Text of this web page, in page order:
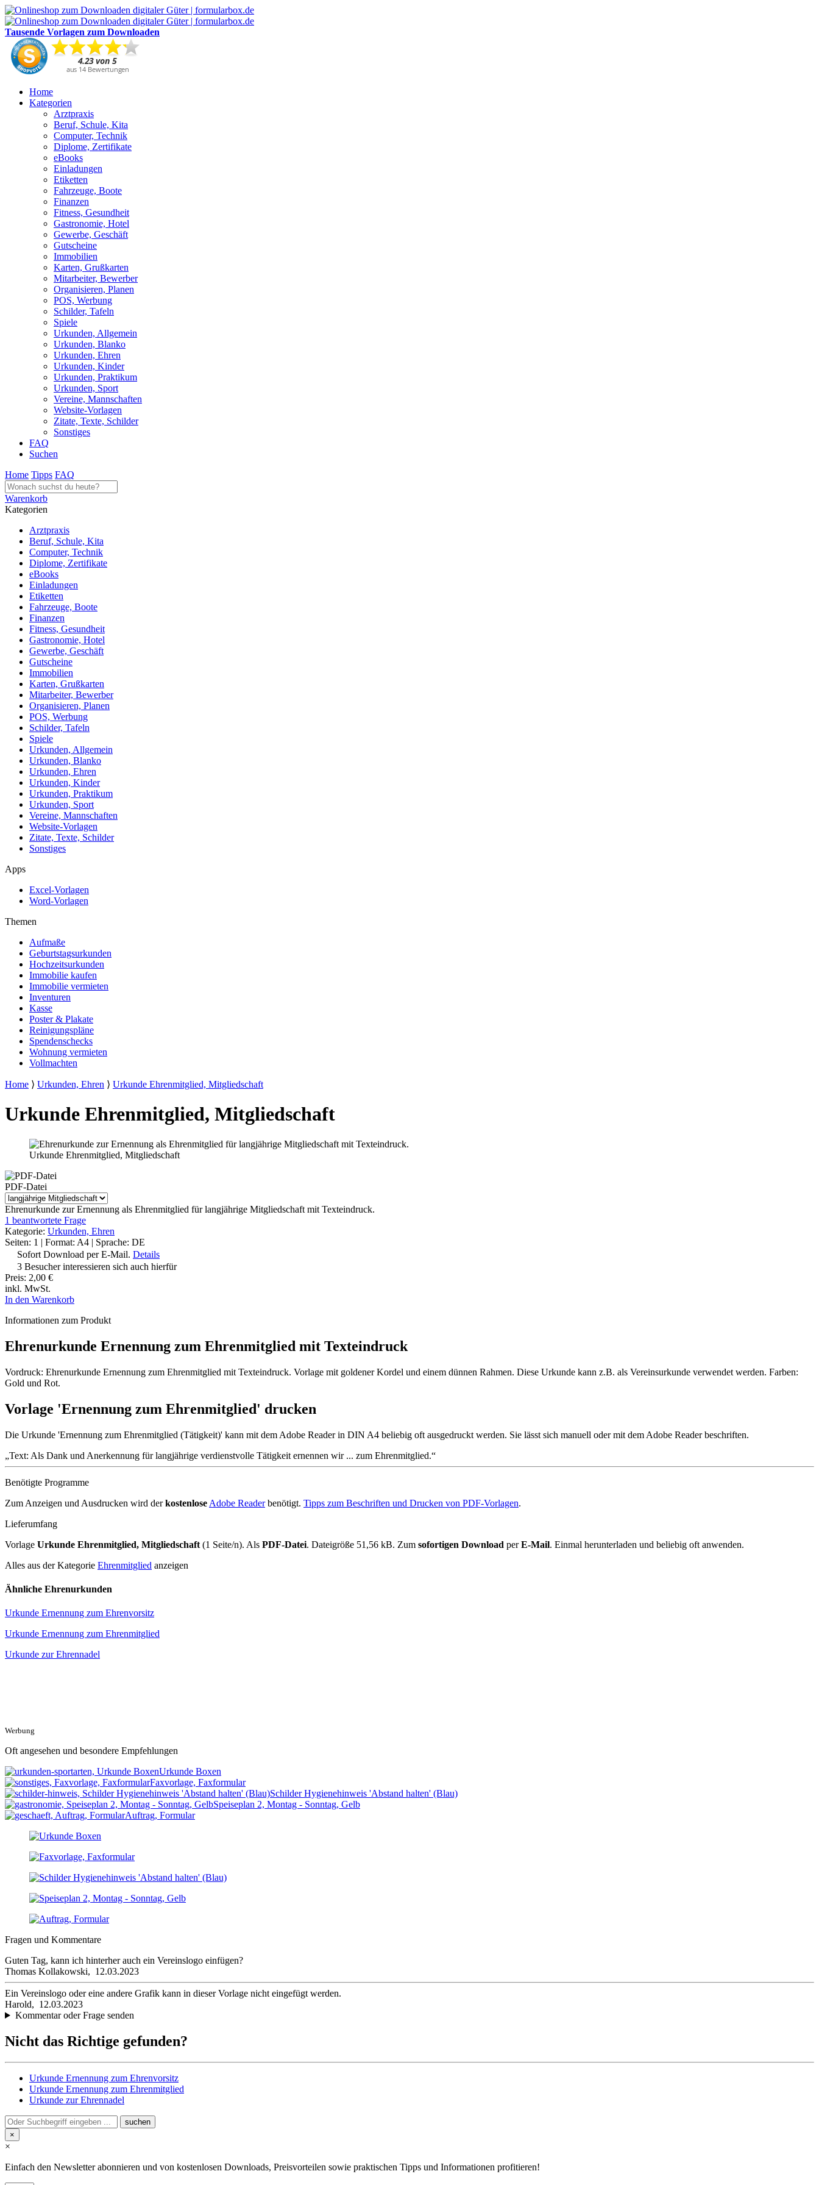
Tausende Vorlagen zum Downloaden
Home
Kategorien
Arztpraxis
Beruf, Schule, Kita
Computer, Technik
Diplome, Zertifikate
eBooks
Einladungen
Etiketten
Fahrzeuge, Boote
Finanzen
Fitness, Gesundheit
Gastronomie, Hotel
Gewerbe, Geschäft
Gutscheine
Immobilien
Karten, Grußkarten
Mitarbeiter, Bewerber
Organisieren, Planen
POS, Werbung
Schilder, Tafeln
Spiele
Urkunden, Allgemein
Urkunden, Blanko
Urkunden, Ehren
Urkunden, Kinder
Urkunden, Praktikum
Urkunden, Sport
Vereine, Mannschaften
Website-Vorlagen
Zitate, Texte, Schilder
Sonstiges
FAQ
Suchen
Home Tipps FAQ
Warenkorb
Kategorien
Arztpraxis
Beruf, Schule, Kita
Computer, Technik
Diplome, Zertifikate
eBooks
Einladungen
Etiketten
Fahrzeuge, Boote
Finanzen
Fitness, Gesundheit
Gastronomie, Hotel
Gewerbe, Geschäft
Gutscheine
Immobilien
Karten, Grußkarten
Mitarbeiter, Bewerber
Organisieren, Planen
POS, Werbung
Schilder, Tafeln
Spiele
Urkunden, Allgemein
Urkunden, Blanko
Urkunden, Ehren
Urkunden, Kinder
Urkunden, Praktikum
Urkunden, Sport
Vereine, Mannschaften
Website-Vorlagen
Zitate, Texte, Schilder
Sonstiges
Apps
Excel-Vorlagen
Word-Vorlagen
Themen
Aufmaße
Geburtstagsurkunden
Hochzeitsurkunden
Immobilie kaufen
Immobilie vermieten
Inventuren
Kasse
Poster & Plakate
Reinigungspläne
Spendenschecks
Wohnung vermieten
Vollmachten
Home ⟩ Urkunden, Ehren ⟩ Urkunde Ehrenmitglied, Mitgliedschaft
Urkunde Ehrenmitglied, Mitgliedschaft
Urkunde Ehrenmitglied, Mitgliedschaft
PDF-Datei
Ehrenurkunde zur Ernennung als Ehrenmitglied für langjährige Mitgliedschaft mit Texteindruck.
1 beantwortete Frage
Kategorie: Urkunden, Ehren
Seiten: 1 | Format: A4 | Sprache: DE
Sofort Download per E-Mail. Details
3 Besucher interessieren sich auch hierfür
Preis: 2,00 €
inkl. MwSt.
In den Warenkorb
Informationen zum Produkt
Ehrenurkunde Ernennung zum Ehrenmitglied mit Texteindruck
Vordruck: Ehrenurkunde Ernennung zum Ehrenmitglied mit Texteindruck. Vorlage mit goldener Kordel und einem dünnen Rahmen. Diese Urkunde kann z.B. als Vereinsurkunde verwendet werden. Farben:
Gold und Rot.
Vorlage 'Ernennung zum Ehrenmitglied' drucken
Die Urkunde 'Ernennung zum Ehrenmitglied (Tätigkeit)' kann mit dem Adobe Reader in DIN A4 beliebig oft ausgedruckt werden. Sie lässt sich manuell oder mit dem Adobe Reader beschriften.
Text: Als Dank und Anerkennung für langjährige verdienstvolle Tätigkeit ernennen wir ... zum Ehrenmitglied.
Benötigte Programme
Zum Anzeigen und Ausdrucken wird derkostenlose Adobe Readerbenötigt. Tipps zum Beschriften und Drucken von PDF-Vorlagen.
Lieferumfang
Vorlage Urkunde Ehrenmitglied, Mitgliedschaft (1 Seite/n). Als PDF-Datei. Dateigröße 51,56 kB. Zum sofortigen Download perE-Mail. Einmal herunterladen und beliebig oft anwenden.
Alles aus der Kategorie Ehrenmitglied anzeigen
Ähnliche Ehrenurkunden
Urkunde Ernennung zum Ehrenvorsitz
Urkunde Ernennung zum Ehrenmitglied
Urkunde zur Ehrennadel
Werbung
Oft angesehen und besondere Empfehlungen
Urkunde Boxen
Faxvorlage, Faxformular
Schilder Hygienehinweis 'Abstand halten' (Blau)
Speiseplan 2, Montag - Sonntag, Gelb
Auftrag, Formular
Fragen und Kommentare
Guten Tag, kann ich hinterher auch ein Vereinslogo einfügen?
Thomas Kollakowski, 12.03.2023
Ein Vereinslogo oder eine andere Grafik kann in dieser Vorlage nicht eingefügt werden.
Harold, 12.03.2023
Kommentar oder Frage senden
Nicht das Richtige gefunden?
Urkunde Ernennung zum Ehrenvorsitz
Urkunde Ernennung zum Ehrenmitglied
Urkunde zur Ehrennadel
×
×
Einfach den Newsletter abonnieren und von kostenlosen Downloads, Preisvorteilen sowie praktischen Tipps und Informationen profitieren!